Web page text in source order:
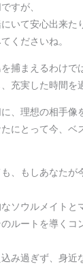
すが、
いて安心出来た
くださいね。
捕まえるわけで
充実した時間を
、理想の相手像
たにとって今、
、もしあなたが
ソウルメイトと
ルートを導くコ
み過ぎず、身近